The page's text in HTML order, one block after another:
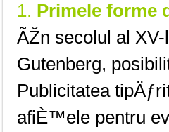
1. Primele forme
ÃŽn secolul al
Gutenberg,
Publicitatea
afiÈ™ele pentru